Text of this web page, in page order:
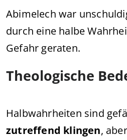
Abimelech war
durch eine halbe
Gefahr geraten.
Theologische
Halbwahrheiten sind
zutreffend klingen,